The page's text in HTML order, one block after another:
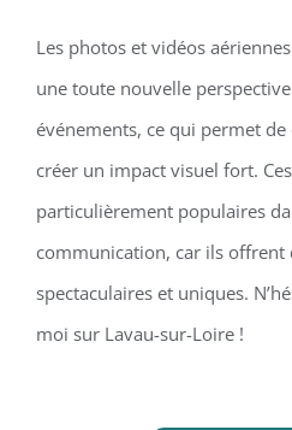
Les photos et vidéos
une toute nouvelle
événements, ce qui permet
créer un impact visuel fort.
particulièrement populaires
communication, car ils offrent
spectaculaires et uniques.
moi sur Lavau-sur-Loire !